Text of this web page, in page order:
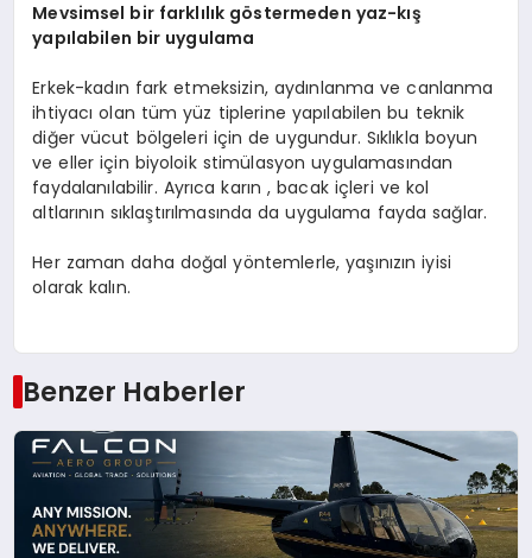
Mevsimsel bir farklılık göstermeden yaz-kış
yapılabilen bir uygulama
Erkek-kadın fark etmeksizin, aydınlanma ve canlanma
ihtiyacı olan tüm yüz tiplerine yapılabilen bu teknik
diğer vücut bölgeleri için de uygundur. Sıklıkla boyun
ve eller için biyoloik stimülasyon uygulamasından
faydalanılabilir. Ayrıca karın , bacak içleri ve kol
altlarının sıklaştırılmasında da uygulama fayda sağlar.
Her zaman daha doğal yöntemlerle, yaşınızın iyisi
olarak kalın.
Benzer Haberler